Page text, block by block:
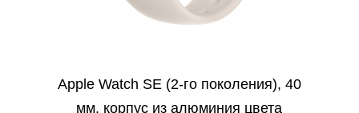
Apple Watch SE (2‑го поколения), 40
мм, корпус из алюминия цвета